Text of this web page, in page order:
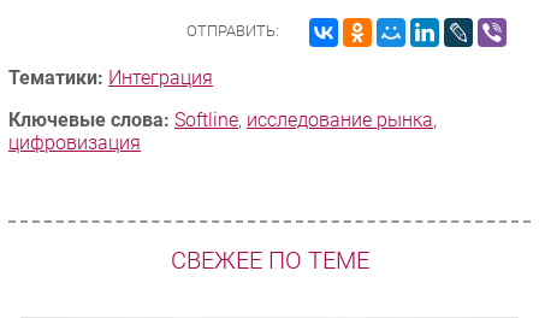
ОТПРАВИТЬ:
Тематики: Интеграция
Ключевые слова: Softline, исследование рынка,
цифровизация
СВЕЖЕЕ ПО ТЕМЕ